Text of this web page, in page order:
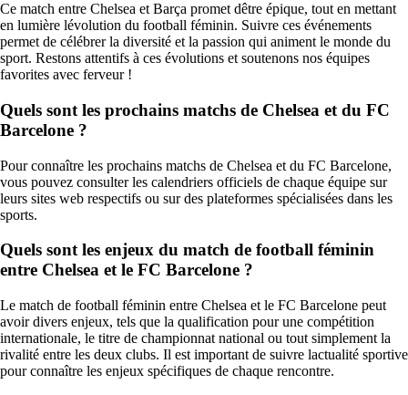
Ce match entre Chelsea et Barça promet dêtre épique, tout en mettant
en lumière lévolution du football féminin. Suivre ces événements
permet de célébrer la diversité et la passion qui animent le monde du
sport. Restons attentifs à ces évolutions et soutenons nos équipes
favorites avec ferveur !
Quels sont les prochains matchs de Chelsea et du FC
Barcelone ?
Pour connaître les prochains matchs de Chelsea et du FC Barcelone,
vous pouvez consulter les calendriers officiels de chaque équipe sur
leurs sites web respectifs ou sur des plateformes spécialisées dans les
sports.
Quels sont les enjeux du match de football féminin
entre Chelsea et le FC Barcelone ?
Le match de football féminin entre Chelsea et le FC Barcelone peut
avoir divers enjeux, tels que la qualification pour une compétition
internationale, le titre de championnat national ou tout simplement la
rivalité entre les deux clubs. Il est important de suivre lactualité sportive
pour connaître les enjeux spécifiques de chaque rencontre.